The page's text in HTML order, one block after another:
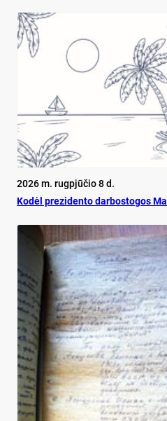
2026 m. rugpjūčio 8 d.
Ko­dėl pre­zi­den­to dar­bos­to­gos